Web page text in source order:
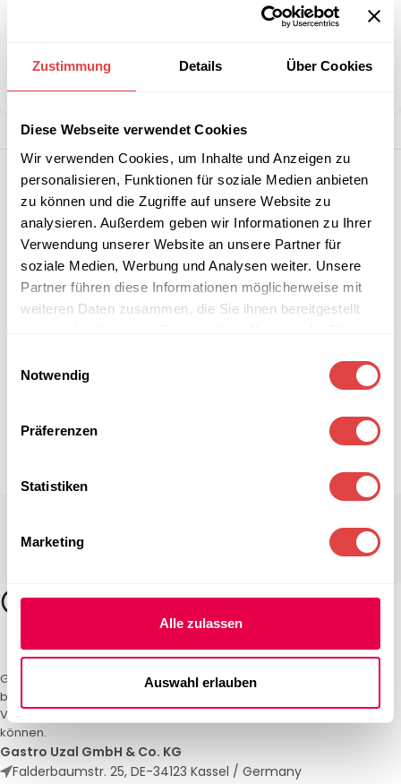
Zustimmung Details Über Cookies
Diese Webseite verwendet Cookies
Wir verwenden Cookies, um Inhalte und Anzeigen zu
personalisieren, Funktionen für soziale Medien anbieten
zu können und die Zugriffe auf unsere Website zu
analysieren. Außerdem geben wir Informationen zu Ihrer
Verwendung unserer Website an unsere Partner für
soziale Medien, Werbung und Analysen weiter. Unsere
Partner führen diese Informationen möglicherweise mit
weiteren Daten zusammen, die Sie ihnen bereitgestellt
Notwendig
Präferenzen
Statistiken
Marketing
Alle zulassen
Auswahl erlauben
Marke:
Teilen:
Gastro Uzal – Ihr Spezialist für Gastronomiemöbel und -textilien. Wir
bieten maßgeschneiderte Lösungen für Restaurants, Hotels und
Veranstaltungen. Qualität und Service, auf die Sie sich verlassen
können.
Gastro Uzal GmbH & Co. KG
Falderbaumstr. 25, DE-34123 Kassel / Germany